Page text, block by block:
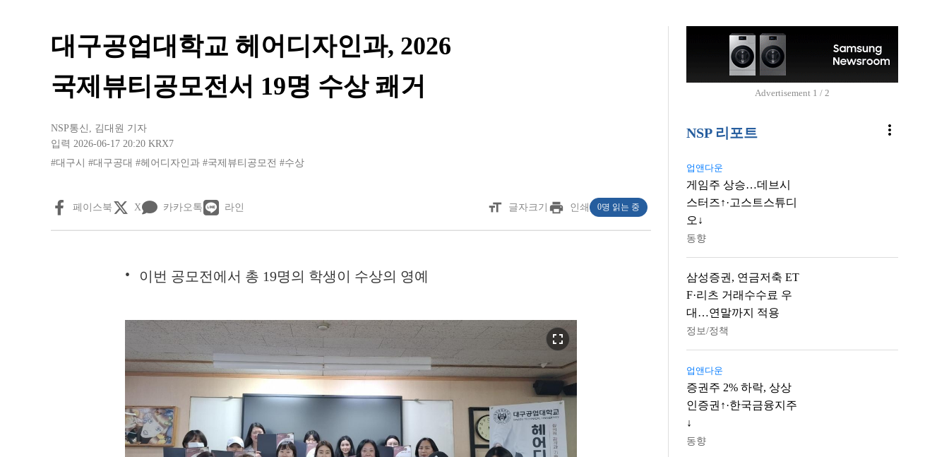
대구공업대학교 헤어디자인과, 2026
국제뷰티공모전서 19명 수상 쾌거
NSP통신 , 김대원 기자
입력 2026-06-17 20:20 KRX7
#대구시
#대구공대 #헤어디자인과 #국제뷰티공모전 #수상
페이스북 X 카카오톡 라인 format_size 글자크기 print 인쇄 0명 읽는 중
이번 공모전에서 총 19명의 학생이 수상의 영예
fullscreen
Advertisement 2 / 2
NSP 리포트 more_vert
업앤다운
게임주 상승…데브시
스터즈↑·고스트스튜디
오↓
동향
삼성증권, 연금저축 ET
F·리츠 거래수수료 우
대…연말까지 적용
정보/정책
업앤다운
증권주 2% 하락, 상상
인증권↑·한국금융지주
↓
동향